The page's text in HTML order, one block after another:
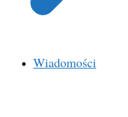
Wiadomości